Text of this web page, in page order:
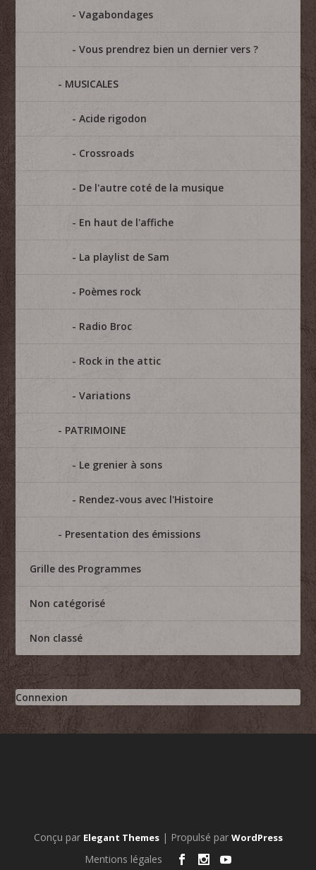
Vagabondages
Vous prendrez bien un dernier vers ?
MUSICALES
Acide rigodon
Crossroads
De l'autre coté de la musique
En haut de l'affiche
La playlist de Sam
Poèmes rock
Radio Broc
Rock in the attic
Variations
PATRIMOINE
Le grenier à sons
Rendez-vous avec l'Histoire
Presentation des émissions
Grille des Programmes
Non catégorisé
Non classé
Connexion
Conçu par Elegant Themes| Propulsé par WordPress
Mentions légales